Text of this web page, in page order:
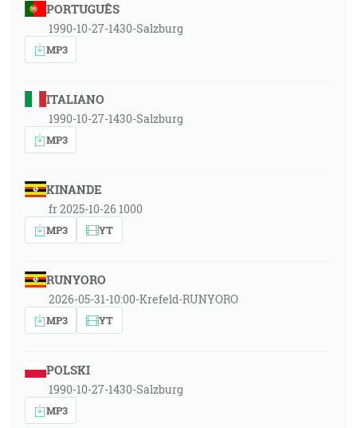
PORTUGUÊS
1990-10-27-1430-Salzburg
MP3
ITALIANO
1990-10-27-1430-Salzburg
MP3
KINANDE
fr 2025-10-26 1000
MP3 YT
RUNYORO
2026-05-31-10:00-Krefeld-RUNYORO
MP3 YT
POLSKI
1990-10-27-1430-Salzburg
MP3